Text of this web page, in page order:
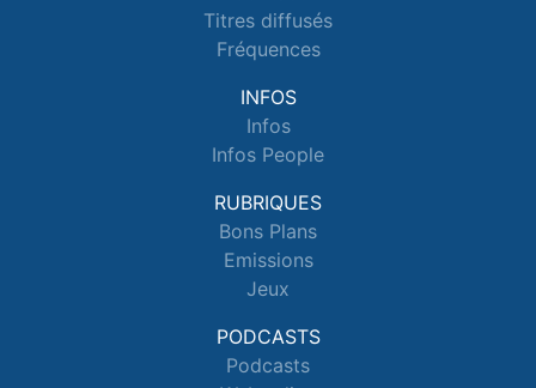
Titres diffusés
Fréquences
INFOS
Infos
Infos People
RUBRIQUES
Bons Plans
Emissions
Jeux
PODCASTS
Podcasts